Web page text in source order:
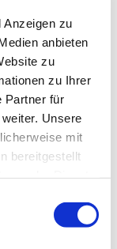
Anzeigen zu
anbieten
zu
zu Ihrer
Partner für
Unsere
mit
bereitgestellt